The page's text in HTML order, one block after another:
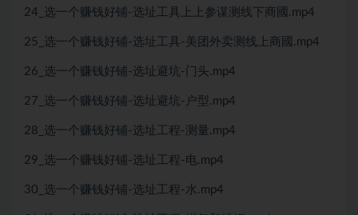
24_选一个赚钱好铺-选址工具上上参谋测线下商國.mp4
25_选一个赚钱好铺-选址工具-美团外卖测线上商國.mp4
26_选一个赚钱好铺-选址避坑-门头.mp4
27_选一个赚钱好铺-选址避坑-户型.mp4
28_选一个赚钱好铺-选址工程-测量.mp4
29_选一个赚钱好铺-选址工程-电.mp4
30_选一个赚钱好铺-选址工程-水.mp4